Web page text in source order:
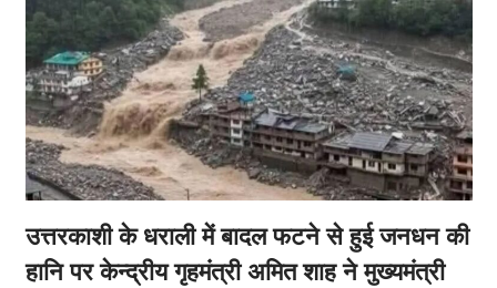
उत्तरकाशी के धराली में बादल फटने से हुई जनधन की
हानि पर केन्द्रीय गृहमंत्री अमित शाह ने मुख्यमंत्री